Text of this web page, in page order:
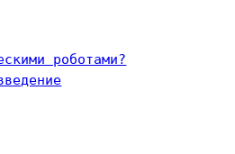
роботами?